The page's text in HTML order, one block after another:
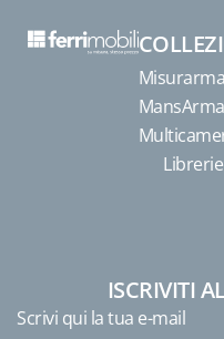
Librerie
ISCRIVITI
Scrivi qui la tua e-mail